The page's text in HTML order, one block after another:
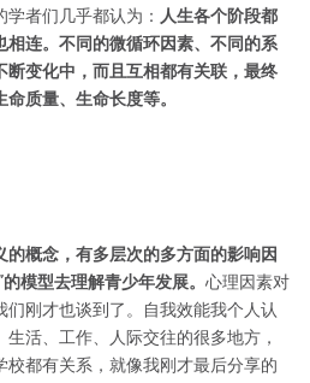
者们几乎都认为： 人生各个阶段都
相连。不同的微循环因素、不同的系
断变化中，而且互相都有关联，最终
质量、生命长度等。
的概念，有多层次的多方面的影响因
模型去理解青少年发展。 心理因素对
刚才也谈到了。自我效能我个人认
活、工作、人际交往的很多地方，
都有关系，就像我刚才最后分享的